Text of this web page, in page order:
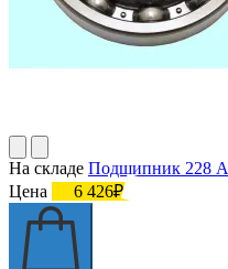
На складе Подшипник 228 А
Цена
6 426₽